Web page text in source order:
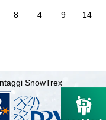
8 4 9 14
SnowTrex